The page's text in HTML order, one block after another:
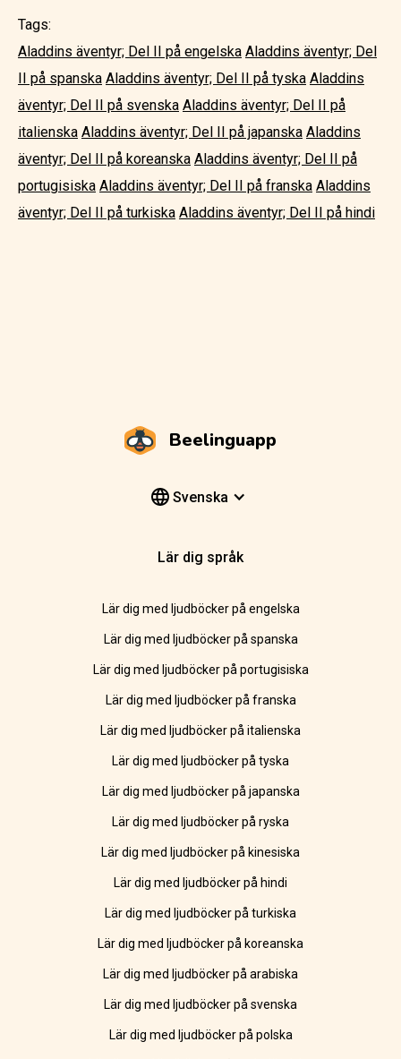
Tags:
Aladdins äventyr; Del II på engelska Aladdins äventyr; Del
II på spanska Aladdins äventyr; Del II på tyska Aladdins
äventyr; Del II på svenska Aladdins äventyr; Del II på
italienska Aladdins äventyr; Del II på japanska Aladdins
äventyr; Del II på koreanska Aladdins äventyr; Del II på
portugisiska Aladdins äventyr; Del II på franska Aladdins
äventyr; Del II på turkiska Aladdins äventyr; Del II på hindi
Beelinguapp
Svenska
Lär dig språk
Lär dig med ljudböcker på engelska
Lär dig med ljudböcker på spanska
Lär dig med ljudböcker på portugisiska
Lär dig med ljudböcker på franska
Lär dig med ljudböcker på italienska
Lär dig med ljudböcker på tyska
Lär dig med ljudböcker på japanska
Lär dig med ljudböcker på ryska
Lär dig med ljudböcker på kinesiska
Lär dig med ljudböcker på hindi
Lär dig med ljudböcker på turkiska
Lär dig med ljudböcker på koreanska
Lär dig med ljudböcker på arabiska
Lär dig med ljudböcker på svenska
Lär dig med ljudböcker på polska